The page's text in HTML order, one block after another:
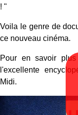
! "
Voila le genre de
ce nouveau cinéma.
Pour en savoir
l'excellente
Midi.